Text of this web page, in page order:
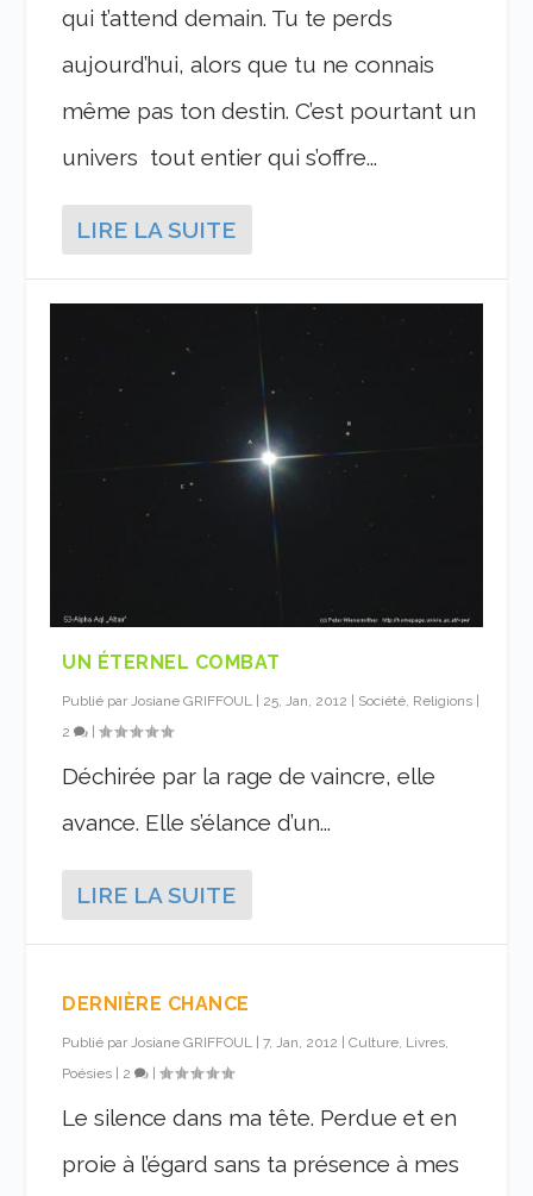
qui t’attend demain. Tu te perds
aujourd’hui, alors que tu ne connais
même pas ton destin. C’est pourtant un
univers tout entier qui s’offre...
LIRE LA SUITE
UN ÉTERNEL COMBAT
Publié parJosiane GRIFFOUL 25, Jan, 2012 Société, Religions
2
|
Déchirée par la rage de vaincre, elle
avance. Elle s’élance d’un...
LIRE LA SUITE
DERNIÈRE CHANCE
Publié parJosiane GRIFFOUL |7, Jan, 2012 |Culture, Livres,
Poésies
2 |
Le silence dans ma tête. Perdue et en
proie à l’égard sans ta présence à mes